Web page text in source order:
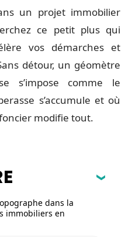
un projet immobilier
ce petit plus qui
vos démarches et
détour, un géomètre
s’impose comme le
s’accumule et où
modifie tout.
dans la
immobiliers en